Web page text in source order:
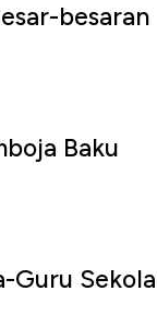
besaran
Baku
Guru